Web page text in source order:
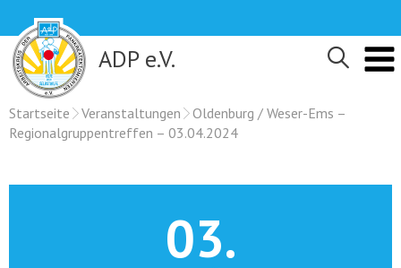
content
ADP e.V.
Startseite Veranstaltungen
Oldenburg / Weser-Ems –
Regionalgruppentreffen – 03.04.2024
03.